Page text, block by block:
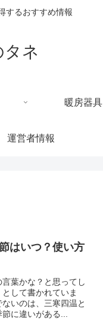
するおすすめ情報
ネ
暖房器具
運営者情報
はいつ？使い方
葉かな？と思ってし
して書かれていま
いのは、三寒四温と
に違いがある...